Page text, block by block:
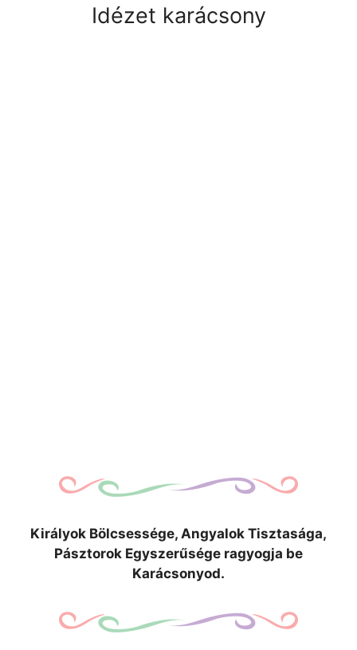
Idézet karácsony
Királyok Bölcsessége, Angyalok Tisztasága,
Pásztorok Egyszerűsége ragyogja be
Karácsonyod.